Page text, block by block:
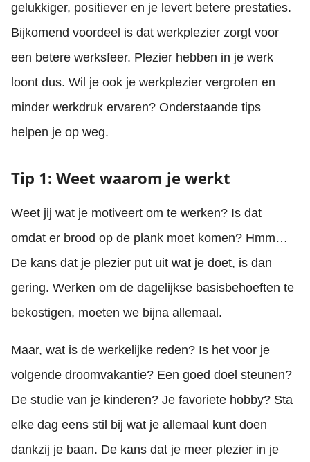
gelukkiger, positiever en je levert betere prestaties.
Bijkomend voordeel is dat werkplezier zorgt voor
een betere werksfeer. Plezier hebben in je werk
loont dus. Wil je ook je werkplezier vergroten en
minder werkdruk ervaren? Onderstaande tips
helpen je op weg.
Tip 1: Weet waarom je werkt
Weet jij wat je motiveert om te werken? Is dat
omdat er brood op de plank moet komen? Hmm…
De kans dat je plezier put uit wat je doet, is dan
gering. Werken om de dagelijkse basisbehoeften te
bekostigen, moeten we bijna allemaal.
Maar, wat is de werkelijke reden? Is het voor je
volgende droomvakantie? Een goed doel steunen?
De studie van je kinderen? Je favoriete hobby? Sta
elke dag eens stil bij wat je allemaal kunt doen
dankzij je baan. De kans dat je meer plezier in je